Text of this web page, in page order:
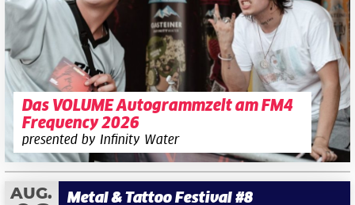
Das VOLUME Autogrammzelt am FM4
Frequency 2026
presented by Infinity Water
AUG. Metal & Tattoo Festival #8